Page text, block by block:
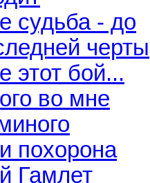
судьба - до
черты
этот бой...
во мне
похорона
Гамлет